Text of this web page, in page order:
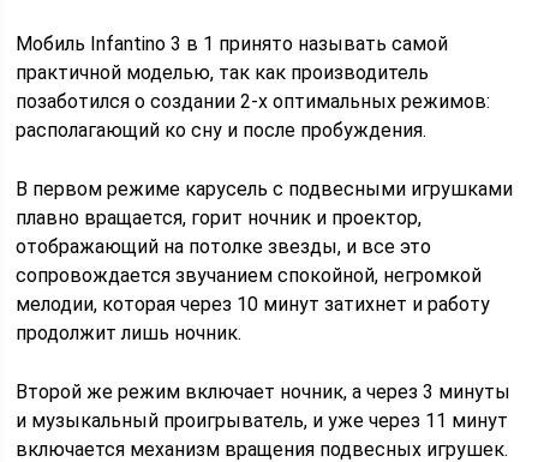
Мобиль Infantino 3 в 1 принято называть самой
практичной моделью, так как производитель
позаботился о создании 2-х оптимальных режимов:
располагающий ко сну и после пробуждения.
В первом режиме карусель с подвесными игрушками
плавно вращается, горит ночник и проектор,
отображающий на потолке звезды, и все это
сопровождается звучанием спокойной, негромкой
мелодии, которая через 10 минут затихнет и работу
продолжит лишь ночник.
Второй же режим включает ночник, а через 3 минуты
и музыкальный проигрыватель, и уже через 11 минут
включается механизм вращения подвесных игрушек.